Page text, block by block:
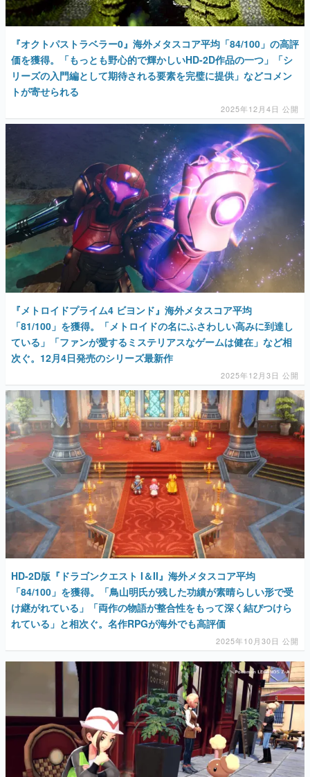
『オクトパストラベラー0』海外メタスコア平均「84/100」の高評
価を獲得。「もっとも野心的で輝かしいHD-2D作品の一つ」「シ
リーズの入門編として期待される要素を完璧に提供」などコメン
トが寄せられる
2025年12月4日 公開
『メトロイドプライム4 ビヨンド』海外メタスコア平均
「81/100」を獲得。「メトロイドの名にふさわしい高みに到達し
ている」「ファンが愛するミステリアスなゲームは健在」など相
次ぐ。12月4日発売のシリーズ最新作
2025年12月3日 公開
HD-2D版『ドラゴンクエスト I＆II』海外メタスコア平均
「84/100」を獲得。「鳥山明氏が残した功績が素晴らしい形で受
け継がれている」「両作の物語が整合性をもって深く結びつけら
れている」と相次ぐ。名作RPGが海外でも高評価
2025年10月30日 公開